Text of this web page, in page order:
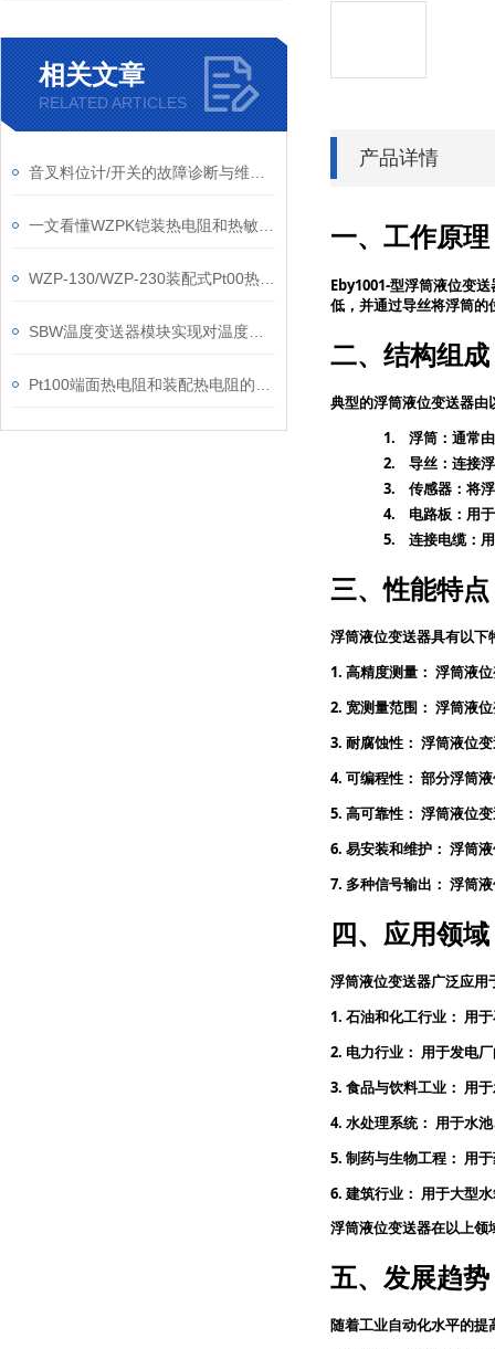
相关文章
RELATED ARTICLES
产品详情
一、工作原理
Eby1001-型浮筒液位变
低，并通过导丝将浮筒的
二、结构组成
典型的浮筒液位变送器由
1. 浮筒：通常
2. 导丝：连接
3. 传感器：将
4. 电路板：用
5. 连接电缆：
三、性能特点
浮筒液位变送器具有以下
1. 高精度测量： 浮筒液
2. 宽测量范围： 浮筒液
3. 耐腐蚀性： 浮筒液位
4. 可编程性： 部分浮筒
5. 高可靠性： 浮筒液位
6. 易安装和维护： 浮筒
7. 多种信号输出： 浮筒
四、应用领域
浮筒液位变送器广泛应用
1. 石油和化工行业： 用
2. 电力行业： 用于发电
3. 食品与饮料工业： 用
4. 水处理系统： 用于水
5. 制药与生物工程： 用
6. 建筑行业： 用于大型
浮筒液位变送器在以上领
五、发展趋势
随着工业自动化水平的